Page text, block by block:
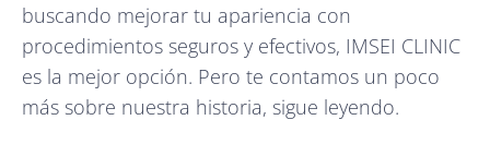
buscando mejorar tu apariencia con
procedimientos seguros y efectivos, IMSEI CLINIC
es la mejor opción. Pero te contamos un poco
más sobre nuestra historia, sigue leyendo.